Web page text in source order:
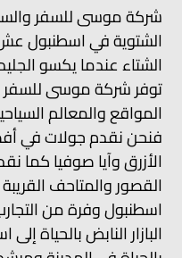
شركة موسى للسفر
الشتوية في اسطنبول
الشتاء عندما يكسو
توفر شركة موسى للسفر
المواقع والمعالم
فنحن نقدم جولات في
الأزرق وآيا صوفيا كما
القصور والمتاحف
اسطنبول وفرة من
البازار النابض بالحياة